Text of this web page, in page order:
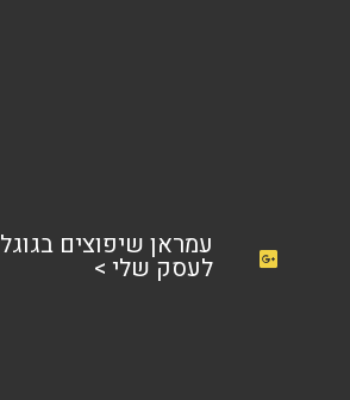
עמראן שיפוצים בגוגל
לעסק שלי >